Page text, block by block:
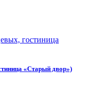
«Старый двор»)